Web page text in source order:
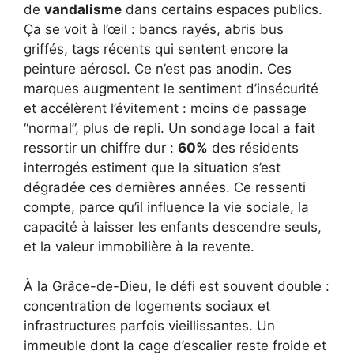
de vandalisme dans certains espaces publics.
Ça se voit à l’œil : bancs rayés, abris bus
griffés, tags récents qui sentent encore la
peinture aérosol. Ce n’est pas anodin. Ces
marques augmentent le sentiment d’insécurité
et accélèrent l’évitement : moins de passage
“normal”, plus de repli. Un sondage local a fait
ressortir un chiffre dur : 60% des résidents
interrogés estiment que la situation s’est
dégradée ces dernières années. Ce ressenti
compte, parce qu’il influence la vie sociale, la
capacité à laisser les enfants descendre seuls,
et la valeur immobilière à la revente.
À la Grâce-de-Dieu, le défi est souvent double :
concentration de logements sociaux et
infrastructures parfois vieillissantes. Un
immeuble dont la cage d’escalier reste froide et